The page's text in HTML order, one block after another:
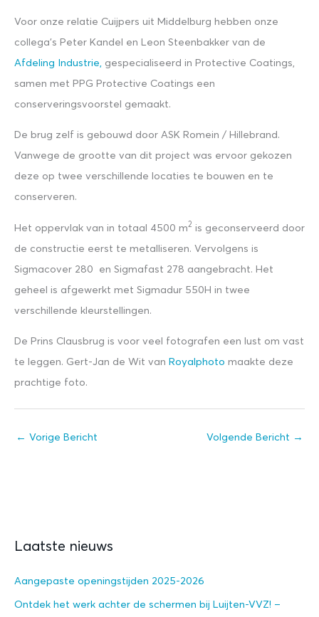
Voor onze relatie Cuijpers uit Middelburg hebben onze
collega’s Peter Kandel en Leon Steenbakker van de
Afdeling Industrie, gespecialiseerd in Protective Coatings,
samen met PPG Protective Coatings een
conserveringsvoorstel gemaakt.
De brug zelf is gebouwd door ASK Romein / Hillebrand.
Vanwege de grootte van dit project was ervoor gekozen
deze op twee verschillende locaties te bouwen en te
conserveren.
Het oppervlak van in totaal 4500 m2 is geconserveerd door
de constructie eerst te metalliseren. Vervolgens is
Sigmacover 280 en Sigmafast 278 aangebracht. Het
geheel is afgewerkt met Sigmadur 550H in twee
verschillende kleurstellingen.
De Prins Clausbrug is voor veel fotografen een lust om vast
te leggen. Gert-Jan de Wit van Royalphoto maakte deze
prachtige foto.
← Vorige Bericht Volgende Bericht →
Laatste nieuws
Aangepaste openingstijden 2025-2026
Ontdek het werk achter de schermen bij Luijten-VVZ! –